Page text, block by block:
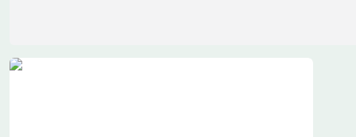
Résultats de recherche